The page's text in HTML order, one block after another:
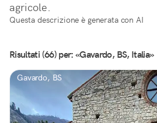
agricole.
Questa descrizione è generata con AI
Risultati (66) per: «Gavardo, BS, Italia»
Gavardo, BS